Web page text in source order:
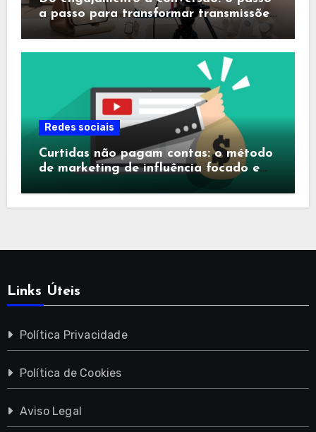
a passo para transformar transmissões
ao vivo em máquinas de vendas
Redes sociais
Curtidas não pagam contas: o método
de marketing de influência focado em
Links Úteis
Política Privacidade
Política de Cookies
Aviso Legal